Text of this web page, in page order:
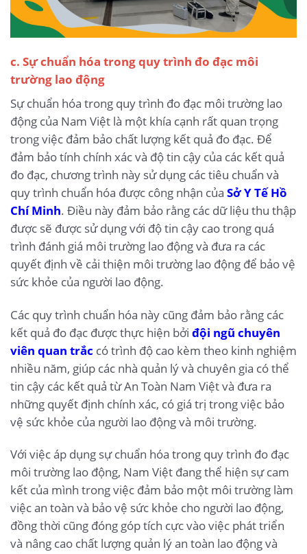
c. Sự chuẩn hóa trong quy trình đo đạc môi
trường lao động
Sự chuẩn hóa trong quy trình đo đạc môi trường lao
động của Nam Việt là một khía cạnh rất quan trọng
trong việc đảm bảo chất lượng kết quả đo đạc. Để
đảm bảo tính chính xác và độ tin cậy của các kết quả
đo đạc, chương trình này sử dụng các tiêu chuẩn và
quy trình chuẩn hóa được công nhận của Sở Y Tế Hồ
Chí Minh. Điều này đảm bảo rằng các dữ liệu thu thập
được sẽ được sử dụng với độ tin cậy cao trong quá
trình đánh giá môi trường lao động và đưa ra các
quyết định về cải thiện môi trường lao động để bảo vệ
sức khỏe của người lao động.
Các quy trình chuẩn hóa này cũng đảm bảo rằng các
kết quả đo đạc được thực hiện bởi đội ngũ chuyên
viên quan trắc có trình độ cao kèm theo kinh nghiệm
nhiều năm, giúp các nhà quản lý và chuyên gia có thể
tin cậy các kết quả từ An Toàn Nam Việt và đưa ra
những quyết định chính xác, có giá trị trong việc bảo
vệ sức khỏe của người lao động và môi trường.
Với việc áp dụng sự chuẩn hóa trong quy trình đo đạc
môi trường lao động, Nam Việt đang thể hiện sự cam
kết của mình trong việc đảm bảo một môi trường làm
việc an toàn và bảo vệ sức khỏe cho người lao động,
đồng thời cũng đóng góp tích cực vào việc phát triển
và nâng cao chất lượng quản lý an toàn lao động và